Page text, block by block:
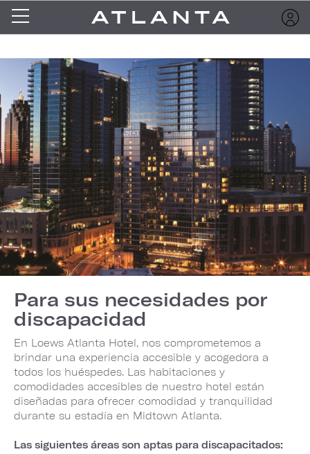
Para sus necesidades por
discapacidad
En Loews Atlanta Hotel, nos comprometemos a
brindar una experiencia accesible y acogedora a
todos los huéspedes. Las habitaciones y
comodidades accesibles de nuestro hotel están
diseñadas para ofrecer comodidad y tranquilidad
durante su estadía en Midtown Atlanta.
Las siguientes áreas son aptas para discapacitados: